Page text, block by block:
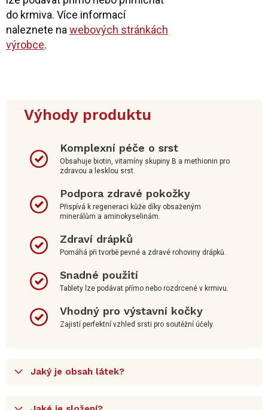
do krmiva. Více informací
naleznete na webových stránkách
výrobce.
Výhody produktu
Komplexní péče o srst
Obsahuje biotin, vitamíny skupiny B a methionin pro
zdravou a lesklou srst.
Podpora zdravé pokožky
Přispívá k regeneraci kůže díky obsaženým
minerálům a aminokyselinám.
Zdraví drápků
Pomáhá při tvorbě pevné a zdravé rohoviny drápků.
Snadné použití
Tablety lze podávat přímo nebo rozdrcené v krmivu.
Vhodný pro výstavní kočky
Zajistí perfektní vzhled srsti pro soutěžní účely.
Jaký je obsah látek?